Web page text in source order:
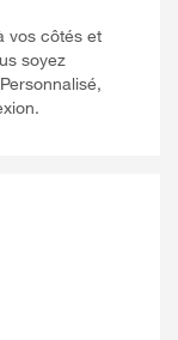
vos côtés et
soyez